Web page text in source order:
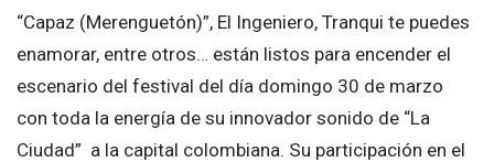
“Capaz (Merenguetón)”, El Ingeniero, Tranqui te puedes
enamorar, entre otros… están listos para encender el
escenario del festival del día domingo 30 de marzo
con toda la energía de su innovador sonido de “La
Ciudad” a la capital colombiana. Su participación en el